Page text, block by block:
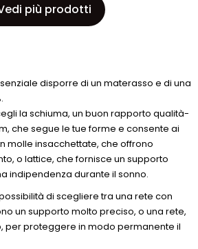
più prodotti
disporre di un materasso e di una
la schiuma, un buon rapporto qualità-
che segue le tue forme e consente ai
molle insacchettate, che offrono
o lattice, che fornisce un supporto
indipendenza durante il sonno.
di scegliere tra una rete con
un supporto molto preciso, o una rete,
per proteggere in modo permanente il